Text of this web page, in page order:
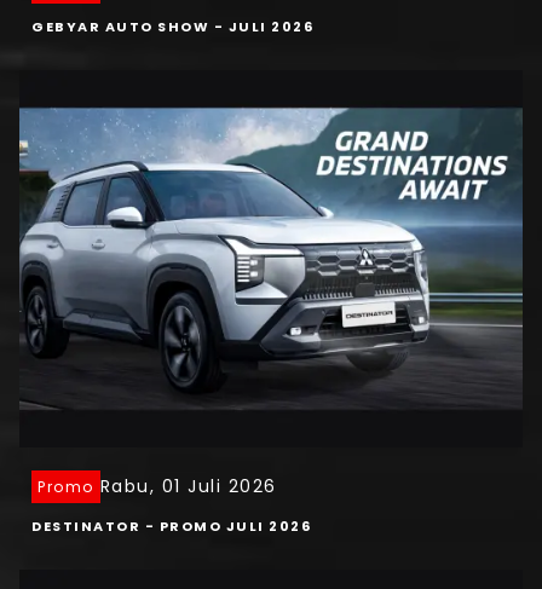
GEBYAR AUTO SHOW - JULI 2026
Promo Rabu, 01 Juli 2026
DESTINATOR - PROMO JULI 2026